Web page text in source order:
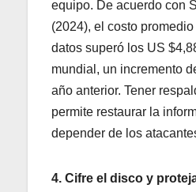
equipo. De acuerdo con
(2024), el costo
datos superó los US
mundial, un incremento
año anterior. Tener
permite restaurar la
depender de los
4. Cifre el disco y